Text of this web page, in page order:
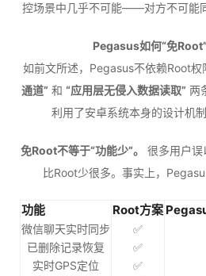
控场景中几乎不可能——对方不可能
Pegasus如何“免
如前文所述，Pegasus不依赖Root权
通道” 和 “应用层无侵入数据读取” 两
利用了安卓系统本身的设计机制
免Root不等于“功能少”。
很多用户误
比Root少很多。事实上，
功能 Root方案
微信聊天实时同步 ✅
已删除记录恢复
✅
实时GPS定位
✅